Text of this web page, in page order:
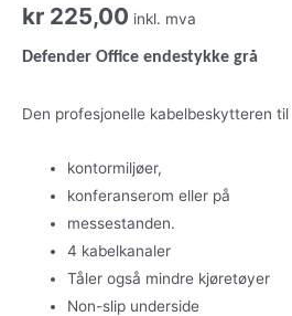
kr 225,00 inkl. mva
Defender Office endestykke grå
Den profesjonelle kabelbeskytteren til
kontormiljøer,
konferanserom eller på
messestanden.
4 kabelkanaler
Tåler også mindre kjøretøyer
Non-slip underside